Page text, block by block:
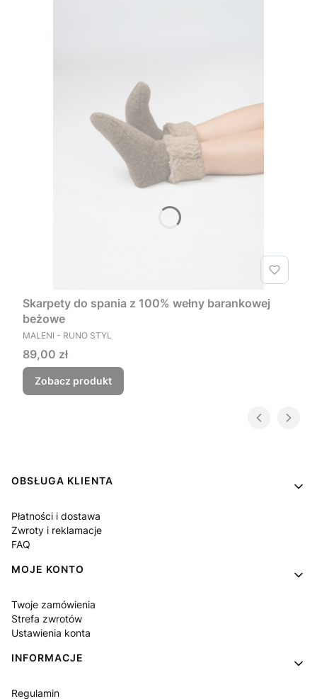
Skarpety do spania z 100% wełny barankowej
beżowe
PRODUCENT
MALENI - RUNO STYL
Cena
89,00 zł
Zobacz produkt
Linki w stopce
OBSŁUGA KLIENTA
Płatności i dostawa
Zwroty i reklamacje
FAQ
MOJE KONTO
Twoje zamówienia
Strefa zwrotów
Ustawienia konta
INFORMACJE
Regulamin